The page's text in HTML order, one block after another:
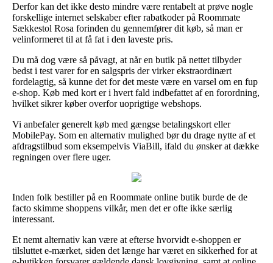
Derfor kan det ikke desto mindre være rentabelt at prøve nogle
forskellige internet selskaber efter rabatkoder på Roommate
Sækkestol Rosa forinden du gennemfører dit køb, så man er
velinformeret til at få fat i den laveste pris.
Du må dog være så påvagt, at når en butik på nettet tilbyder
bedst i test varer for en salgspris der virker ekstraordinært
fordelagtig, så kunne det for det meste være en varsel om en fup
e-shop. Køb med kort er i hvert fald indbefattet af en forordning,
hvilket sikrer køber overfor uoprigtige webshops.
Vi anbefaler generelt køb med gængse betalingskort eller
MobilePay. Som en alternativ mulighed bør du drage nytte af et
afdragstilbud som eksempelvis ViaBill, ifald du ønsker at dække
regningen over flere uger.
Inden folk bestiller på en Roommate online butik burde de de
facto skimme shoppens vilkår, men det er ofte ikke særlig
interessant.
Et nemt alternativ kan være at efterse hvorvidt e-shoppen er
tilsluttet e-mærket, siden det længe har været en sikkerhed for at